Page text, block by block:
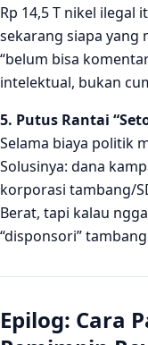
Rp 14,5 T nikel ilegal
sekarang siapa yang
“belum bisa
intelektual, bukan
5. Putus Rantai
Selama biaya politik
Solusinya: dana
korporasi tambang/
Berat, tapi kalau
“disponsori”
Epilog: Cara